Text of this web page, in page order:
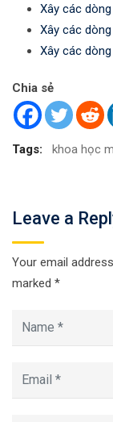
Xây các
Xây các
Xây các
Chia sẻ
Tags: khoa học
Leave a
Your email
marked *